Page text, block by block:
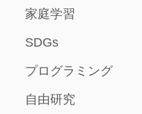
家庭学習
SDGs
プログラミング
自由研究